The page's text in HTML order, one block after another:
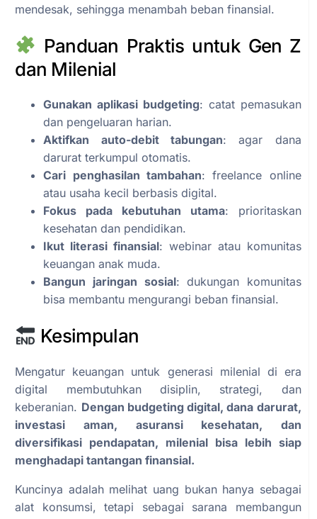
mendesak, sehingga menambah beban finansial.
Panduan Praktis untuk Gen Z
dan Milenial
Gunakan aplikasi budgeting: catat pemasukan
dan pengeluaran harian.
Aktifkan auto-debit tabungan: agar dana
darurat terkumpul otomatis.
Cari penghasilan tambahan: freelance online
atau usaha kecil berbasis digital.
Fokus pada kebutuhan utama: prioritaskan
kesehatan dan pendidikan.
Ikut literasi finansial: webinar atau komunitas
keuangan anak muda.
Bangun jaringan sosial: dukungan komunitas
bisa membantu mengurangi beban finansial.
Kesimpulan
Mengatur keuangan untuk generasi milenial di era
digital membutuhkan disiplin, strategi, dan
keberanian. Dengan budgeting digital, dana darurat,
investasi aman, asuransi kesehatan, dan
diversifikasi pendapatan, milenial bisa lebih siap
menghadapi tantangan finansial.
Kuncinya adalah melihat uang bukan hanya sebagai
alat konsumsi, tetapi sebagai sarana membangun